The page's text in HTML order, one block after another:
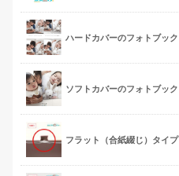
ハードカバーのフォトブック
ソフトカバーのフォトブック
フラット（合紙綴じ）タイプ